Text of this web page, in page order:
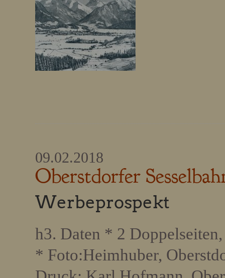
09.02.2018
Oberstdorfer
Werbeprospekt
h3. Daten * 2
* Foto:Heimhuber,